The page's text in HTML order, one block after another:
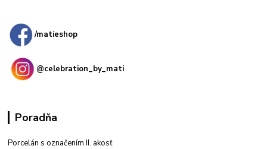
/matieshop
@celebration_by_mati
Poradňa
Porcelán s označením II. akosť